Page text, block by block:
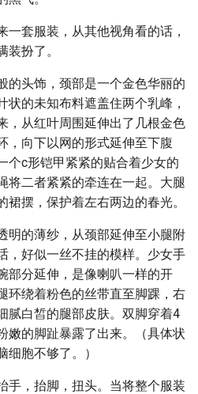
一套服装，从其他视角看的话，
扮了。
的头饰，颈部是一个金色华丽的
状的未知布料遮盖住两个乳峰，
，从红叶周围延伸出了几根金色
，向下以网的形式延伸至下腹
个c形铠甲紧紧的贴合着少女的
将二者紧紧的牵连在一起。大腿
摆，保护着左右两边的春光。
明的薄纱，从颈部延伸至小腿附
，好似一丝不挂的模样。少女手
部分延伸，是像喇叭一样的开
环绕着粉色的丝带直至脚踝，右
腻白皙的腿部皮肤。双脚穿着4
嫩的脚趾暴露了出来。（具体状
胞不够了。）
手，抬脚，扭头。当将整个服装